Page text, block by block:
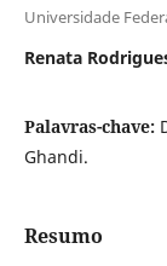
Universidade
Renata
Palavras-chave:
Ghandi.
Resumo